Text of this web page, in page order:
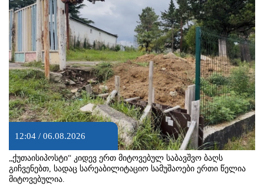
12:04 / 06.08.2026
„ქუთაისიპოსტი“ კიდევ ერთ მიტოვებულ საბავშვო ბაღს
გიჩვენებთ, სადაც სარეაბილიტაციო სამუშაოები ერთი წელია
მიტოვებულია.